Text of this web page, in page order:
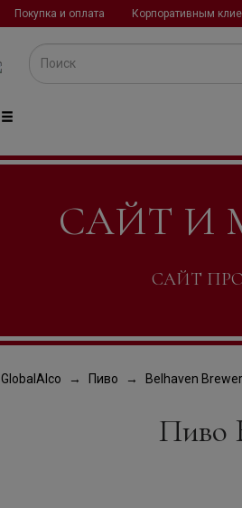
Покупка и оплата Корпоративным
САЙТ И
САЙТ
GlobalAlco Пиво Belhaven
Пиво